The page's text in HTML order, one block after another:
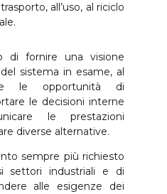
all’uso, al riciclo
di fornire una visione
sistema in esame, al
le opportunità di
le decisioni interne
le prestazioni
diverse alternative.
sempre più richiesto
settori industriali e di
alle esigenze dei